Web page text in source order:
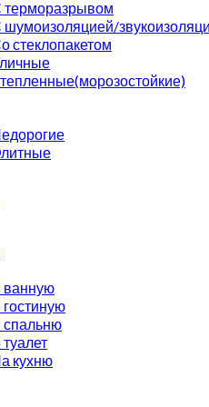
терморазрывом
шумоизоляцией/
стеклопакетом
ванную
гостиную
спальню
туалет
кухню